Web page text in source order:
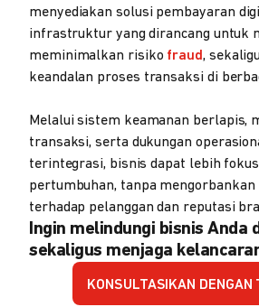
menyediakan solusi pembayaran
infrastruktur yang dirancang untuk
meminimalkan risiko fraud,
keandalan proses transaksi di
Melalui sistem keamanan berlapis,
transaksi, serta dukungan
terintegrasi, bisnis dapat lebih fokus
pertumbuhan, tanpa mengorbankan
terhadap pelanggan dan reputasi
Ingin melindungi bisnis Anda
sekaligus menjaga
KONSULTASIKAN DENGAN